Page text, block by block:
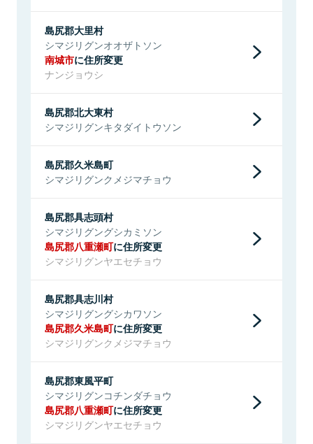
島尻郡大里村
シマジリグンオオザトソン
南城市に住所変更
ナンジョウシ
島尻郡北大東村
シマジリグンキタダイトウソン
島尻郡久米島町
シマジリグンクメジマチョウ
島尻郡具志頭村
シマジリグングシカミソン
島尻郡八重瀬町に住所変更
シマジリグンヤエセチョウ
島尻郡具志川村
シマジリグングシカワソン
島尻郡久米島町に住所変更
シマジリグンクメジマチョウ
島尻郡東風平町
シマジリグンコチンダチョウ
島尻郡八重瀬町に住所変更
シマジリグンヤエセチョウ